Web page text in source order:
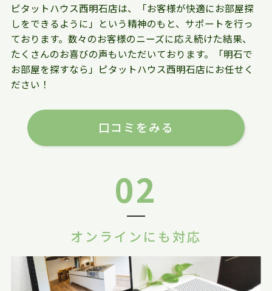
ピタットハウス西明石店は、「お客様が快適にお部屋探
しをできるように」という精神のもと、サポートを行っ
ております。数々のお客様のニーズに応え続けた結果、
たくさんのお喜びの声もいただいております。「明石で
お部屋を探すなら」ピタットハウス西明石店にお任せく
ださい！
口コミをみる
02
オンラインにも対応